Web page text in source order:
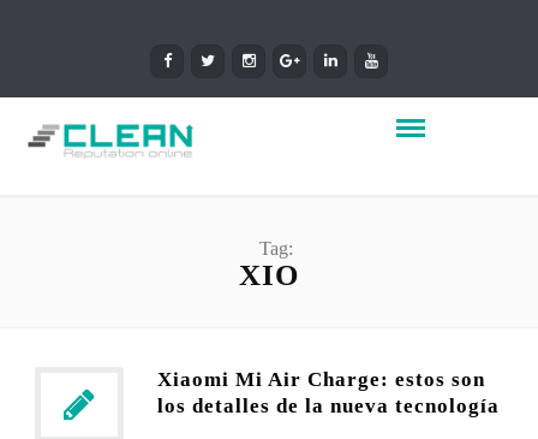
Tag:
XIO
Xiaomi Mi Air Charge: estos son
los detalles de la nueva tecnología